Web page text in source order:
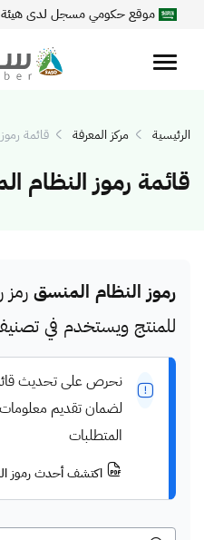
موقع حكومي مسجل لدى هيئة
الرئيسية مركز المعرفة قائمة
قائمة رموز النظام
رموز النظام المنسق
للمنتج ويستخدم في
نحرص على تحديث قائمة
لضمان تقديم
المتطلبات
اكتشف أحدث رموز